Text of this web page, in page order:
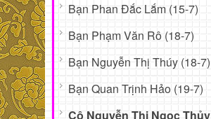
Bạn Phan Đắc Lắm (15-7)
Bạn Phạm Văn Rô (18-7)
Bạn Nguyễn Thị Thúy (18-7)
Bạn Quan Trịnh Hảo (19-7)
Cô Nguyễn Thị Ngọc Thủy